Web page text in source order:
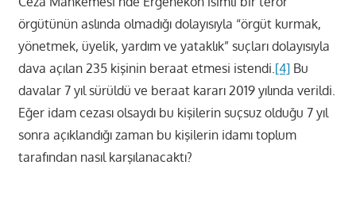
örgütünün aslında olmadığı dolayısıyla “örgüt kurmak,
yönetmek, üyelik, yardım ve yataklık” suçları dolayısıyla
dava açılan 235 kişinin beraat etmesi istendi.[4]Bu
davalar 7 yıl sürüldü ve beraat kararı 2019 yılında verildi.
Eğer idam cezası olsaydı bu kişilerin suçsuz olduğu 7 yıl
sonra açıklandığı zaman bu kişilerin idamı toplum
tarafından nasıl karşılanacaktı?